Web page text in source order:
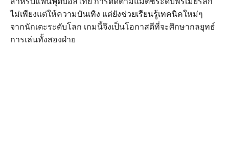
ไม่เพียงแต่ให้ความบันเทิง แต่ยังช่วยเรียนรู้เทคนิคใหม่ๆ
จากนักเตะระดับโลก เกมนี้จึงเป็นโอกาสดีที่จะศึกษากลยุทธ์
การเล่นทั้งสองฝ่าย